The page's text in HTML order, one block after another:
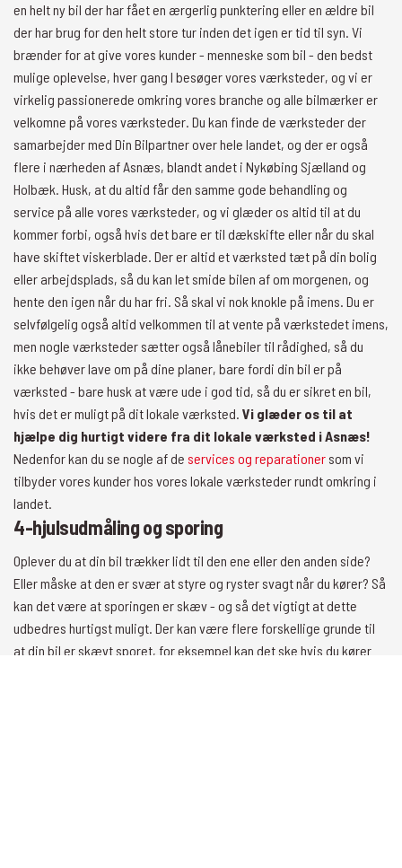
en helt ny bil der har fået en ærgerlig punktering eller en ældre bil
der har brug for den helt store tur inden det igen er tid til syn. Vi
brænder for at give vores kunder - menneske som bil - den bedst
mulige oplevelse, hver gang I besøger vores værksteder, og vi er
virkelig passionerede omkring vores branche og alle bilmærker er
velkomne på vores værksteder. Du kan finde de værksteder der
samarbejder med Din Bilpartner over hele landet, og der er også
flere i nærheden af Asnæs, blandt andet i Nykøbing Sjælland og
Holbæk. Husk, at du altid får den samme gode behandling og
service på alle vores værksteder, og vi glæder os altid til at du
kommer forbi, også hvis det bare er til dækskifte eller når du skal
have skiftet viskerblade. Der er altid et værksted tæt på din bolig
eller arbejdsplads, så du kan let smide bilen af om morgenen, og
hente den igen når du har fri. Så skal vi nok knokle på imens. Du er
selvfølgelig også altid velkommen til at vente på værkstedet imens,
men nogle værksteder sætter også lånebiler til rådighed, så du
ikke behøver lave om på dine planer, bare fordi din bil er på
værksted - bare husk at være ude i god tid, så du er sikret en bil,
hvis det er muligt på dit lokale værksted. Vi glæder os til at
hjælpe dig hurtigt videre fra dit lokale værksted i Asnæs!
Nedenfor kan du se nogle af de services og reparationer som vi
tilbyder vores kunder hos vores lokale værksteder rundt omkring i
landet.
4-hjulsudmåling og sporing
Oplever du at din bil trækker lidt til den ene eller den anden side?
Eller måske at den er svær at styre og ryster svagt når du kører? Så
kan det være at sporingen er skæv - og så det vigtigt at dette
udbedres hurtigst muligt. Der kan være flere forskellige grunde til
at din bil er skævt sporet, for eksempel kan det ske hvis du kører